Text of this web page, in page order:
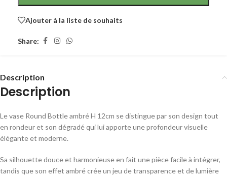
Ajouter à la liste de souhaits
Share:
Description
Description
Le vase Round Bottle ambré H 12cm se distingue par son design tout
en rondeur et son dégradé qui lui apporte une profondeur visuelle
élégante et moderne.
Sa silhouette douce et harmonieuse en fait une pièce facile à intégrer,
tandis que son effet ambré crée un jeu de transparence et de lumière